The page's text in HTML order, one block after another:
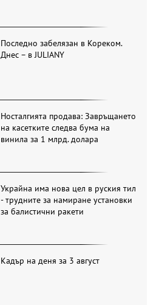
Последно забелязан в Кореком.
Днес – в JULIANY
Носталгията продава: Завръщането
на касетките следва бума на
винила за 1 млрд. долара
Украйна има нова цел в руския тил
- трудните за намиране установки
за балистични ракети
Кадър на деня за 3 август